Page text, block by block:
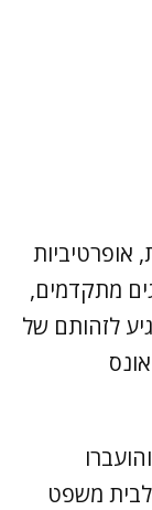
אופרטיביות
מתקדמים,
לזהותם של
משפט